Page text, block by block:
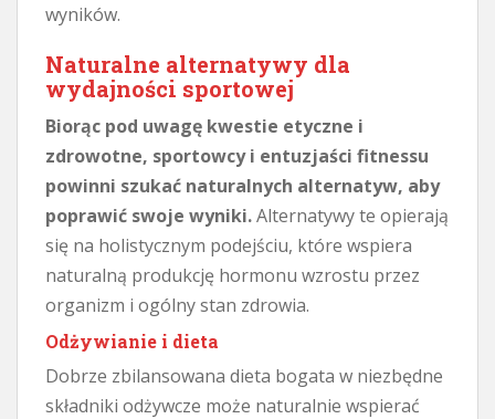
wyników.
Naturalne alternatywy dla
wydajności sportowej
Biorąc pod uwagę kwestie etyczne i
zdrowotne, sportowcy i entuzjaści fitnessu
powinni szukać naturalnych alternatyw, aby
poprawić swoje wyniki.Alternatywy te opierają
się na holistycznym podejściu, które wspiera
naturalną produkcję hormonu wzrostu przez
organizm i ogólny stan zdrowia.
Odżywianie i dieta
Dobrze zbilansowana dieta bogata w niezbędne
składniki odżywcze może naturalnie wspierać